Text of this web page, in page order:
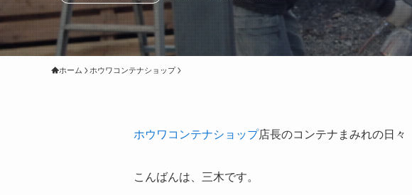
ホーム ホウワコンテナショップ
ホウワコンテナショップ店長のコンテナまみれの日々
こんばんは、三木です。